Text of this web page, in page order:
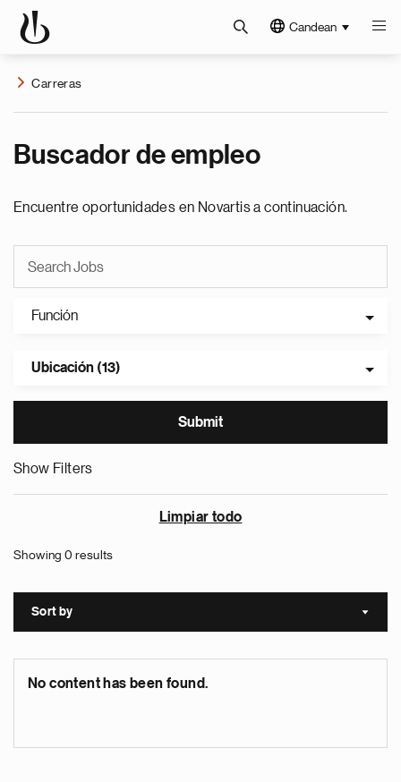
Candean
Carreras
Buscador de empleo
Encuentre oportunidades en Novartis a continuación.
Función
Ubicación (13)
Show Filters
Limpiar todo
Showing 0 results
Sort by Sort
No content has been found.